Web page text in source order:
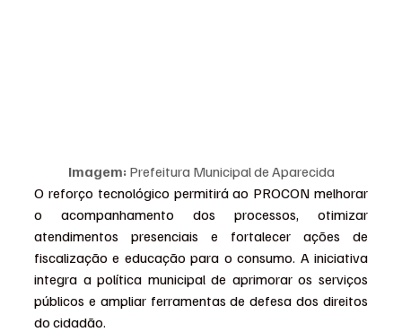
Imagem: Prefeitura Municipal de Aparecida
O reforço tecnológico permitirá ao PROCON melhorar
o acompanhamento dos processos, otimizar
atendimentos presenciais e fortalecer ações de
fiscalização e educação para o consumo. A iniciativa
integra a política municipal de aprimorar os serviços
públicos e ampliar ferramentas de defesa dos direitos
do cidadão.